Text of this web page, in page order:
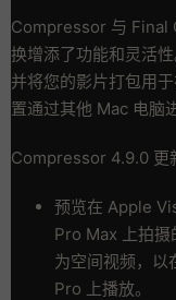
Compressor 与 Final
换增添了功能和灵活
并将您的影片打包用
置通过其他 Mac 电脑
Compressor 4.9.0 更
预览在 Apple
Pro Max 上拍摄
为空间视频，
Pro 上播放。